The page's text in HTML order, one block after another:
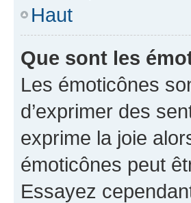
Haut
Que sont les
Les émoticônes
d’exprimer des
exprime la joie
émoticônes peut
Essayez